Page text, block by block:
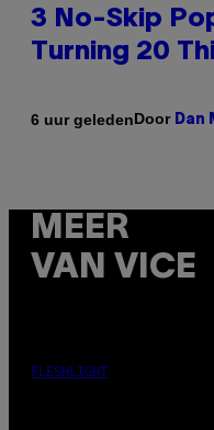
3 No-Skip
Turning 20
6 uur geledenDoor Dan
MEER
VAN VICE
FLESHLIGHT